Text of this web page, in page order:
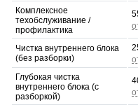
Комплексное
техобслуживание /
профилактика
Чистка внутреннего блока
(без разборки)
Глубокая чистка
внутреннего блока (с
разборкой)